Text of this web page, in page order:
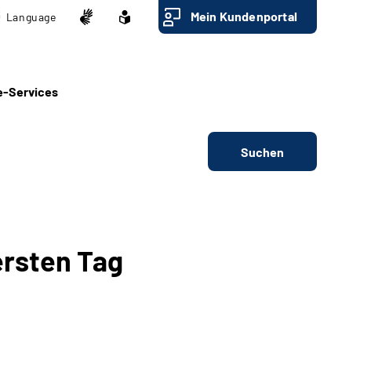
Language Mein Kundenportal
Services
Suchen
Tag